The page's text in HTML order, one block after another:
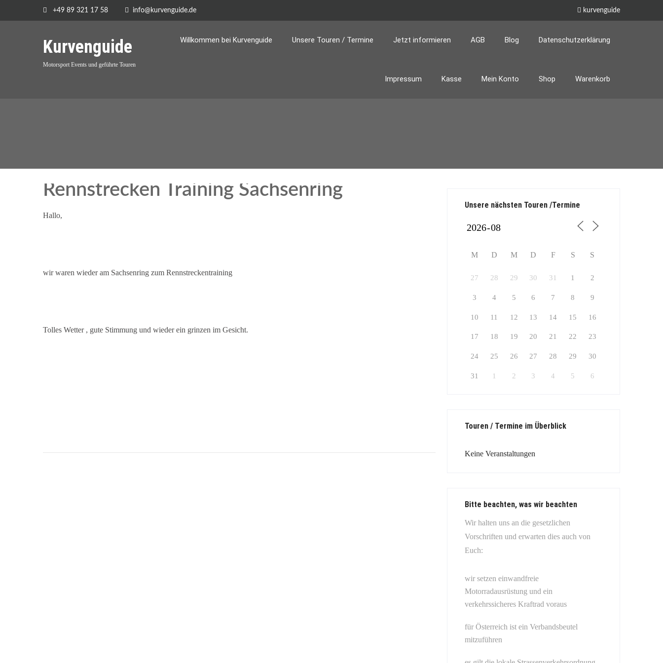
+49 89 321 17 58 info@kurvenguide.de kurvenguide
Kurvenguide
Motorsport Events und geführte Touren
Willkommen bei Kurvenguide Unsere Touren / Termine Jetzt informieren AGB Blog Datenschutzerklärung
Impressum Kasse Mein Konto Shop Warenkorb
Rennstrecken Training Sachsenring
Hallo,
wir waren wieder am Sachsenring zum Rennstreckentraining
Tolles Wetter , gute Stimmung und wieder ein grinzen im Gesicht.
Unsere nächsten Touren /Termine
M D M D F S S
27 28 29 30 31 1 2
3 4 5 6 7 8 9
10 11 12 13 14 15 16
17 18 19 20 21 22 23
24 25 26 27 28 29 30
31 1 2 3 4 5 6
Touren / Termine im Überblick
Keine Veranstaltungen
Bitte beachten, was wir beachten
Wir halten uns an die gesetzlichen
Vorschriften und erwarten dies auch von
Euch:
wir setzen einwandfreie
Motorradausrüstung und ein
verkehrssicheres Kraftrad voraus
für Österreich ist ein Verbandsbeutel
mitzuführen